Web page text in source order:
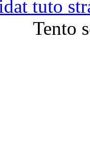
tuto
Tento